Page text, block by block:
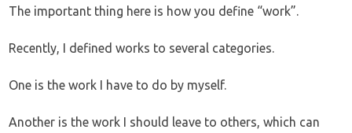
The important thing here is how you define “work”.
Recently, I defined works to several categories.
One is the work I have to do by myself.
Another is the work I should leave to others, which can